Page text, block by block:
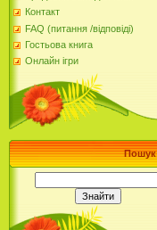
Контакт
FAQ (питання /відповіді)
Гостьова книга
Онлайн ігри
Пошук